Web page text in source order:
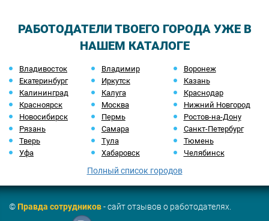
РАБОТОДАТЕЛИ ТВОЕГО ГОРОДА УЖЕ В
НАШЕМ КАТАЛОГЕ
Владивосток Владимир
Воронеж
Екатеринбург
Иркутск
Казань
Калининград
Калуга
Краснодар
Красноярск
Москва
Нижний Новгород
Новосибирск
Пермь
Ростов-на-Дону
Рязань
Самара
Санкт-Петербург
Тверь
Тула
Тюмень
Уфа
Хабаровск Челябинск
Полный список городов
©Правда сотрудников- сайт отзывов о работодателях.